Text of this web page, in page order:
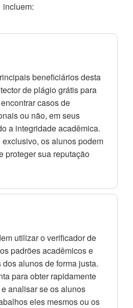
incluem:
beneficiários desta
de plágio grátis para
casos de
ou não, em seus
a integridade acadêmica.
os alunos podem
proteger sua reputação
utilizar o verificador de
padrões acadêmicos e
alunos de forma justa.
para obter rapidamente
analisar se os alunos
eles mesmos ou os